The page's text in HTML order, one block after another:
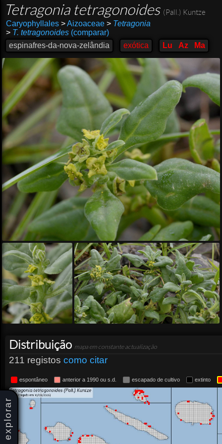
explorar
Tetragonia tetragonoides (Pall.) Kuntze
Caryophyllales >Aizoaceae > Tetragonia
> T. tetragonoides(comparar)
espinafres-da-nova-zelândia
exótica Lu Az Ma
Distribuição mapa em constante actualização
211 registos como citar
espontâneo anterior a 1990 ou s.d. escapado de cultivo extinto